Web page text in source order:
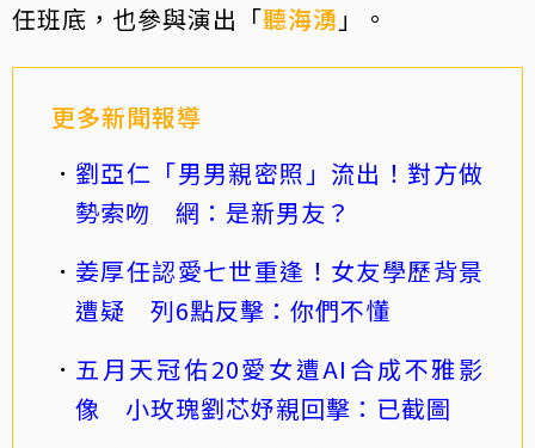
任班底，也參與演出「聽海湧 」。
更多新聞報導
劉亞仁「男男親密照」流出！對方做
勢索吻 網：是新男友？
姜厚任認愛七世重逢！女友學歷背景
遭疑 列6點反擊：你們不懂
五月天冠佑20愛女遭AI合成不雅影
像 小玫瑰劉芯妤親回擊：已截圖